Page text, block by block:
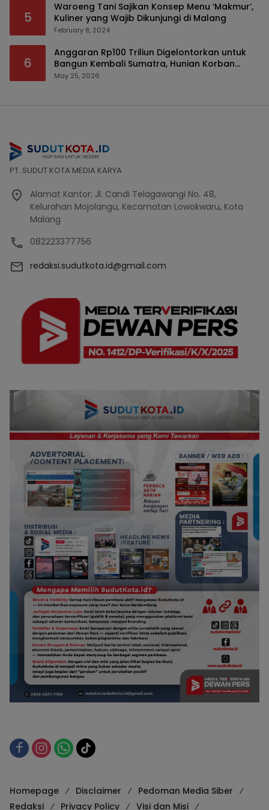
5
Waroeng Tani Sajikan Konsep Menu ‘Makmur’,
Kuliner yang Wajib Dikunjungi di Malang
February 8, 2024
6
Anggaran Rp100 Triliun Digelontorkan untuk
Bangun Kembali Sumatra, Hunian Korban
Bencana Bakal Difokuskan
May 25, 2026
PT. SUDUT KOTA MEDIA KARYA
Alamat Kantor: Jl. Candi Telagawangi No. 48,
Kelurahan Mojolangu, Kecamatan Lowokwaru, Kota
Malang
082223377756
redaksi.sudutkota.id@gmail.com
Homepage Disclaimer
Pedoman Media Siber
Redaksi
Privacy Policy Visi dan Misi